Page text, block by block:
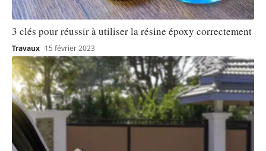
3 clés pour réussir à utiliser la résine époxy correctement
Travaux 15 février 2023